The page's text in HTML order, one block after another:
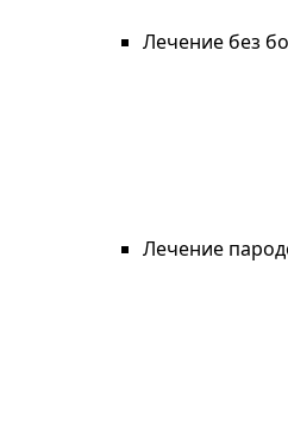
Лечение без
Лечение